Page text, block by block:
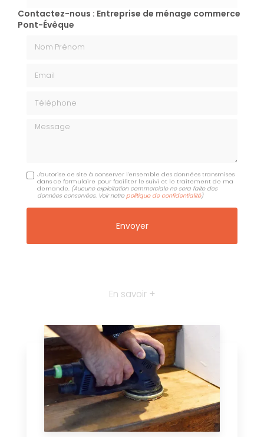
Contactez-nous : Entreprise de ménage commerce
Pont-Évêque
Message
J'autorise ce site à conserver l'ensemble des données transmises
dans ce formulaire pour faciliter le suivi et le traitement de ma
demande. (Aucune exploitation commerciale ne sera faite des
données conservées. Voir notre politique de confidentialité)
En savoir +